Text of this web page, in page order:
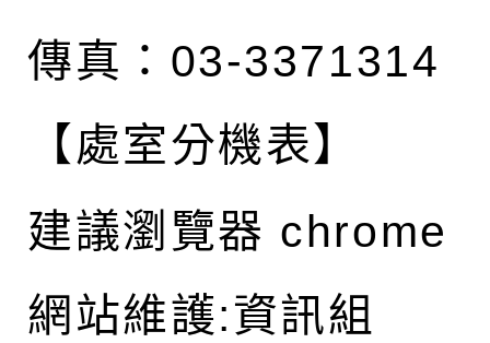
傳真：03-3371314
【處室分機表】
建議瀏覽器 chrome
網站維護:資訊組